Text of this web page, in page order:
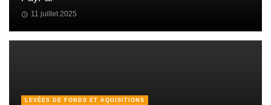
11 juillet 2025
LEVÉES DE FONDS ET AQUISITIONS